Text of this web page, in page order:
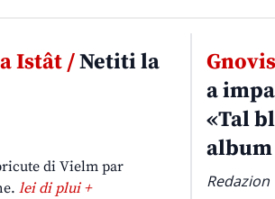
Istât /Netiti la
di Vielm par
lei di plui +
a
«Tal
Redazion